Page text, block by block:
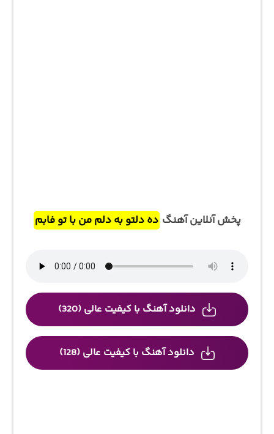
پخش آنلاین آهنگ ده دلتو به دلم من با تو فابم
دانلود آهنگ با کیفیت عالی (320)
دانلود آهنگ با کیفیت عالی (128)